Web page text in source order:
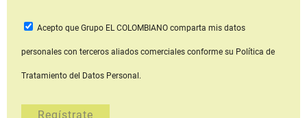
Acepto que Grupo EL COLOMBIANOcomparta mis datos
personales con terceros aliados comerciales conforme su Política de
Tratamiento del Datos Personal.